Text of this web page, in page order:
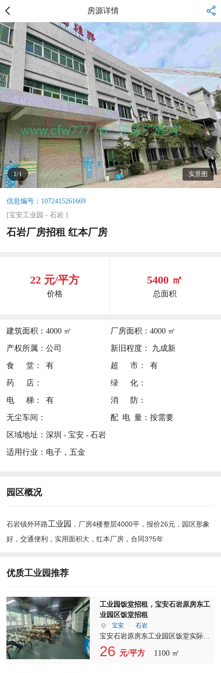
房源详情
1/1 实景图
信息编号：1072415261669
[宝安工业园 -石岩 ]
石岩厂房招租 红本厂房
22 元/平方
价格
5400 ㎡
总面积
建筑面积：4000 ㎡ 厂房面积： 4000 ㎡
产权所属：公司 新旧程度： 九成新
食 堂： 有 超 市： 有
药 店： 绿 化：
电 梯： 有 消 防：
无尘车间： 配 电 量： 按需要
区域地址：深圳 - 宝安 - 石岩
适用行业： 电子，五金
园区概况
石岩镇外环路工业园 ，厂房4楼整层4000平，报价26元，园区形象
好，交通便利，实用面积大，红本厂房，合同3?5年
优质工业园推荐
工业园饭堂招租，宝安石岩原房东工
业园区饭堂招租
宝安 - 石岩
宝安石岩原房东工业园区饭堂实际面
积1100平招租，园区建筑面积17万多
方，园区现有员工人数3000多，带便
26 元/平方 1100 ㎡